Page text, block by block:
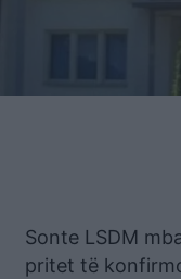
Sonte LSDM
pritet të